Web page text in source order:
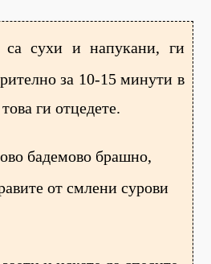
сухи и напукани, ги
за 10-15 минути в
ги отцедете.
бадемово брашно,
от смлени сурови